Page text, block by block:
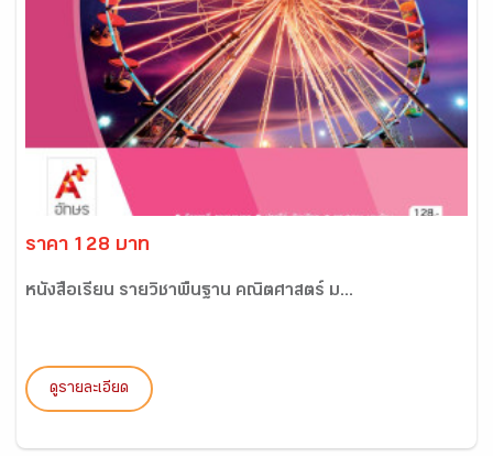
ราคา 128 บาท
หนังสือเรียน รายวิชาพื้นฐาน คณิตศาสตร์ ม...
ดูรายละเอียด